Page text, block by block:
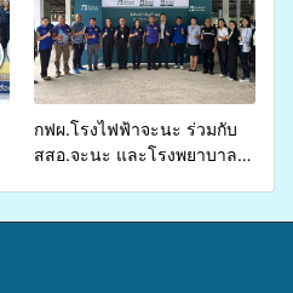
ส่งผู้ทุพพลภาพเพื่อเข้ารับ
บริการสาธารณสุข ลดความ
เหลื่อมล้ำ ยกระดับคุณภาพ
ชีวิตประชาชนอย่างยั่งยืน
กฟผ.โรงไฟฟ้าจะนะ ร่วมกับ
สสอ.จะนะ และโรงพยาบาล